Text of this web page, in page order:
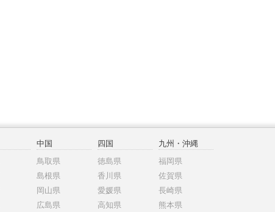
中国
鳥取県
島根県
岡山県
広島県
四国
徳島県
香川県
愛媛県
高知県
九州・沖縄
福岡県
佐賀県
長崎県
熊本県